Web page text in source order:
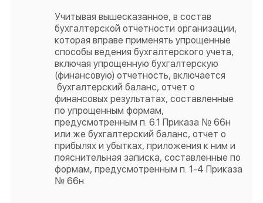
Учитывая вышесказанное, в состав
бухгалтерской отчетности организации,
которая вправе применять упрощенные
способы ведения бухгалтерского учета,
включая упрощенную бухгалтерскую
(финансовую) отчетность, включается
бухгалтерский баланс, отчет о
финансовых результатах, составленные
по упрощенным формам,
предусмотренным п. 6.1 Приказа № 66н
или же бухгалтерский баланс, отчет о
прибылях и убытках, приложения к ним и
пояснительная записка, составленные по
формам, предусмотренным п. 1-4 Приказа
№ 66н.